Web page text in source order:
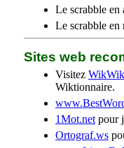
Le scrabble en
Le scrabble en
Sites web
Visitez
Wiktionnaire.
1Mot.net pour
Ortograf.ws